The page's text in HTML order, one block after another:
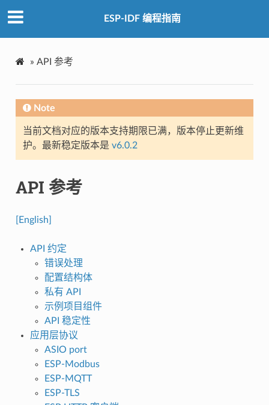
ESP-IDF 编程指南
» API 参考
Note
当前文档对应的版本支持期限已满，版本停止更新维
护。最新稳定版本是 v6.0.2
API 参考
[English]
API 约定
错误处理
配置结构体
私有 API
示例项目组件
API 稳定性
应用层协议
ASIO port
ESP-Modbus
ESP-MQTT
ESP-TLS